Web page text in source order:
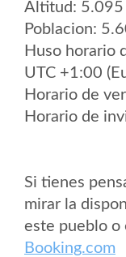
Altitud: 5.095
Poblacion:
Huso horario
UTC +1:00
Horario de
Horario de
Si tienes
mirar la
este pueblo o
Booking.com